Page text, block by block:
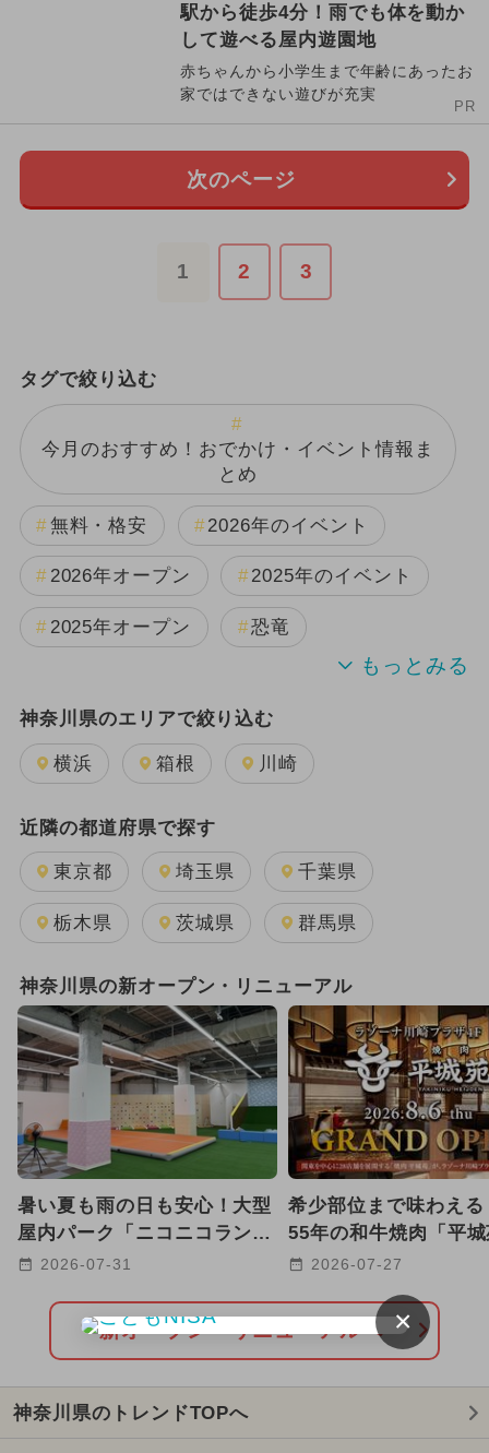
駅から徒歩4分！雨でも体を動か
して遊べる屋内遊園地
赤ちゃんから小学生まで年齢にあったお
家ではできない遊びが充実
PR
次のページ
1 2 3
タグで絞り込む
今月のおすすめ！おでかけ・イベント情報ま
とめ
無料・格安 2026年のイベント
2026年オープン 2025年のイベント
2025年オープン 恐竜
2024年のイベント
週末イベント関東パック
GW(ゴールデンウィーク)
2025年11月のイベント
2025年12月のイベント
2026年1月のイベント
2026年8月のイベント
2026年2月のイベント
2025年10月のイベント クリスマス
2024年7月のイベント
2024年4月のイベント
2026年3月のイベント
2024年5月のイベント
神奈川県のエリアで絞り込む
横浜 箱根 川崎
近隣の都道府県で探す
東京都 埼玉県 千葉県
栃木県 茨城県 群馬県
神奈川県の新オープン・リニューアル
暑い夏も雨の日も安心！大型
屋内パーク「ニコニコラン
ド」が横浜市金沢区にオープ
2026-07-31
希少部位まで味わえる
55年の和牛焼肉「平
ラゾーナ川崎プラザに
2026-07-27
新オープン・リニューアルへ
神奈川県のトレンドTOPへ
×